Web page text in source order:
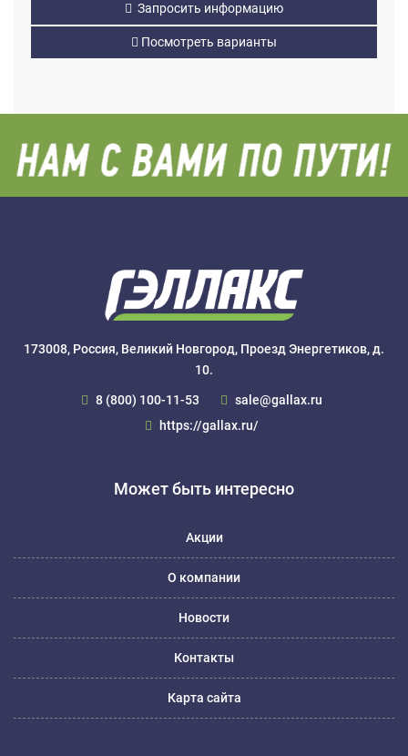
Запросить информацию
Посмотреть варианты
173008, Россия, Великий Новгород, Проезд Энергетиков, д.
10.
8 (800) 100-11-53
sale@gallax.ru
https://gallax.ru/
Может быть интересно
Акции
О компании
Новости
Контакты
Карта сайта